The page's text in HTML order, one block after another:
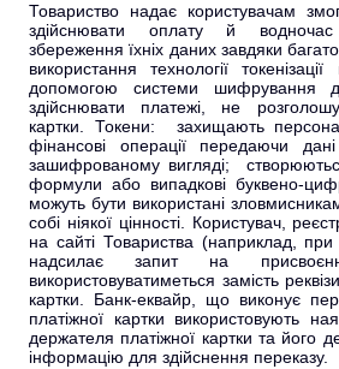
Товариство надає користувачам
здійснювати оплату й
збереження їхніх даних завдяки
використання технології
допомогою системи шифрування
здійснювати платежі, не
картки. Токени: захищають
фінансові операції передаючи
зашифрованому вигляді;
формули або випадкові буквено-
можуть бути використані
собі ніякої цінності. Користувач,
на сайті Товариства (наприклад,
надсилає запит на
використовуватиметься замість
картки. Банк-еквайр, що виконує
платіжної картки використовують
держателя платіжної картки та його
інформацію для здійснення переказу.